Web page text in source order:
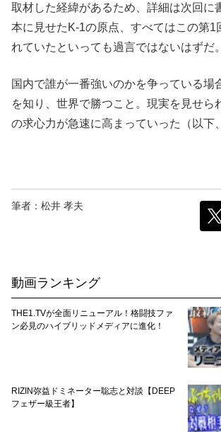
取材した経緯があるため、詳細は次回に
本に見せたK-1の原点、すべてはこの第1
れていたといっても過言ではないはずだ。
国内で誰が一番強いのかを争っている場
を知り、世界で勝つこと。現実を見せら
の求心力が急速に高まっていった（以下
筆者：松井 孝夫
動画ランキング
THE1.TVが全面リニューアル！格闘技ファ
ン必見のハイブリッドメディアに進化！
RIZIN弥益ドミネーター聡志と対談【DEEP
フェザー級王者】